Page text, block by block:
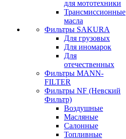
для мототехники
Трансмиссионные
масла
Фильтры SAKURA
Для грузовых
Для иномарок
Для
отечественных
Фильтры MANN-
FILTER
Фильтры NF (Невский
Фильтр)
Воздушные
Масляные
Салонные
Топливные